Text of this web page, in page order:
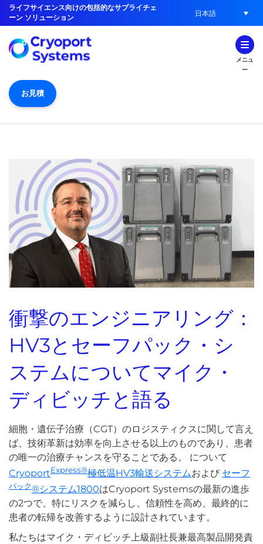
ライフサイエンス向けの包括的なサプライチェ
ーン ソリューション
日本語
メニュ
ー
お見積
衝撃のエンジニアリング：
HV3とセーフパック・シ
ステムについてマイク・
ディビッチと語る
細胞・遺伝子治療（CGT）のロジスティクスに関して言え
ば、技術革新は効率を向上させる以上のものであり、患者
の唯一の治療チャンスを守ることである。 について
CryoportExpress®極低温HV3輸送システムおよび セーフ
パック®システム1800はCryoport Systemsの最新の進歩
の2つで、特にリスクを減らし、信頼性を高め、最終的に
患者の転帰を改善するように設計されています。
私たちはマイク・ディビッチ上級副社長兼最高製品開発責